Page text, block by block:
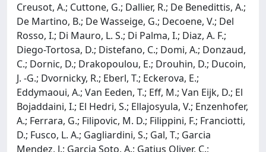
Creusot, A.; Cuttone, G.; Dallier, R.; De Benedittis, A.;
De Martino, B.; De Wasseige, G.; Decoene, V.; Del
Rosso, I.; Di Mauro, L. S.; Di Palma, I.; Diaz, A. F.;
Diego-Tortosa, D.; Distefano, C.; Domi, A.; Donzaud,
C.; Dornic, D.; Drakopoulou, E.; Drouhin, D.; Ducoin,
J. -G.; Dvornicky, R.; Eberl, T.; Eckerova, E.;
Eddymaoui, A.; Van Eeden, T.; Eff, M.; Van Eijk, D.; El
Bojaddaini, I.; El Hedri, S.; Ellajosyula, V.; Enzenhofer,
A.; Ferrara, G.; Filipovic, M. D.; Filippini, F.; Franciotti,
D.; Fusco, L. A.; Gagliardini, S.; Gal, T.; Garcia
Mendez, J.; Garcia Soto, A.; Gatius Oliver, C.;